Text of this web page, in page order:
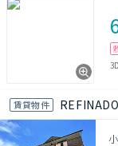
賃貸物件